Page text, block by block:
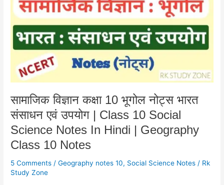
सामाजिक विज्ञान कक्षा 10 भूगोल नोट्स भारत
संसाधन एवं उपयोग | Class 10 Social
Science Notes In Hindi | Geography
Class 10 Notes
5 Comments /Geography notes 10, Social Science Notes / Rk
Study Zone
भूगोल
नोट्स
भारत
संसाधन
उपयोग
|
10
Social
Science
In
Hindi
|